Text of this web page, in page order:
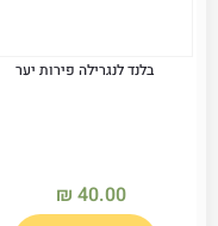
בלנד לנגרילה פירות יער
₪ 40.00